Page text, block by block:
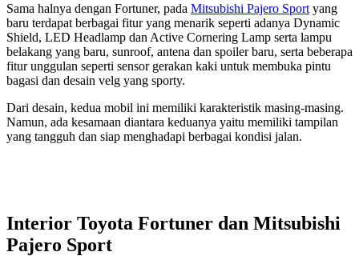
Sama halnya dengan Fortuner, pada Mitsubishi Pajero Sport yang
baru terdapat berbagai fitur yang menarik seperti adanya Dynamic
Shield, LED Headlamp dan Active Cornering Lamp serta lampu
belakang yang baru, sunroof, antena dan spoiler baru, serta beberapa
fitur unggulan seperti sensor gerakan kaki untuk membuka pintu
bagasi dan desain velg yang sporty.
Dari desain, kedua mobil ini memiliki karakteristik masing-masing.
Namun, ada kesamaan diantara keduanya yaitu memiliki tampilan
yang tangguh dan siap menghadapi berbagai kondisi jalan.
Interior Toyota Fortuner dan Mitsubishi
Pajero Sport